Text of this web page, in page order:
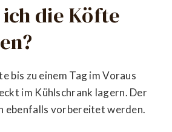
die Köfte
bis zu einem Tag im Voraus
im Kühlschrank lagern. Der
ebenfalls vorbereitet werden.